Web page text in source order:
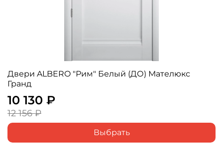
Двери ALBERO "Рим" Белый (ДО) Мателюкс
Гранд
10 130 ₽
12 156 ₽
Выбрать